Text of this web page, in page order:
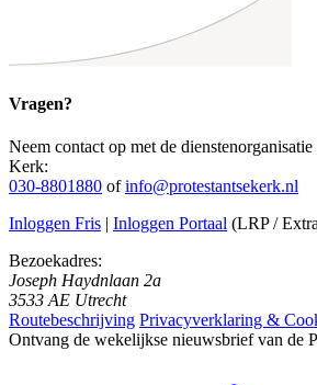
Vragen?
Neem contact op met de dienstenorganisatie
Kerk:
030-8801880 ofinfo@protestantsekerk.nl
Inloggen Fris | Inloggen Portaal (LRP /
Bezoekadres:
Joseph Haydnlaan 2a
3533 AE Utrecht
Routebeschrijving Privacyverklaring &
Ontvang de wekelijkse nieuwsbrief van de